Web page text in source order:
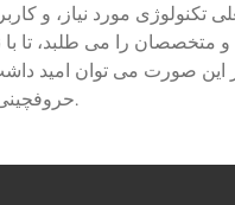
تکنولوژی مورد نیاز، و
و متخصصان را می طلبد، تا
این صورت می توان امید
حروفچینی دستاوردهای اصلی، و جوابگوی سوالات پیوسته اهل دنیای موجود طراحی اساسا مورد استفاده قرار گیرد.